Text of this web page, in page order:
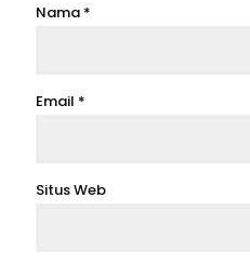
Nama *
Email *
Situs Web